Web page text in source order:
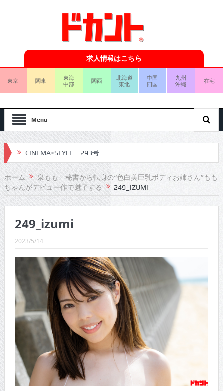
求人情報はこちら
東京 関東
東海
中部
関西
北海道
東北
中国
四国
九州
沖縄
在宅
Menu
CINEMA×STYLE 293号
CINEMA×STYLE 292号
CINEMA×STYLE 291号
CINEMA×STYLE 289号
CINEMA×STYLE 287号
CINEMA×STYLE 286号
CINEMA×STYLE 285号
CINEMA×STYLE 294号
ホーム
泉もも 秘書から転身の“色白美巨乳ボディお姉さん”もも
ちゃんがデビュー作で魅了する
249_IZUMI
249_izumi
2023/5/14